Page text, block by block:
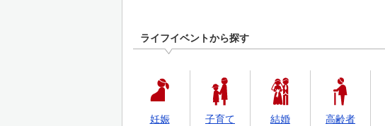
ライフイベントから探す
妊娠
子育て
結婚
高齢者